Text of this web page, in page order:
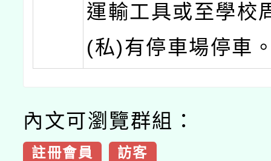
運輸工具或至學校
(私)有停車場停車
內文可瀏覽群組：
註冊會員 訪客